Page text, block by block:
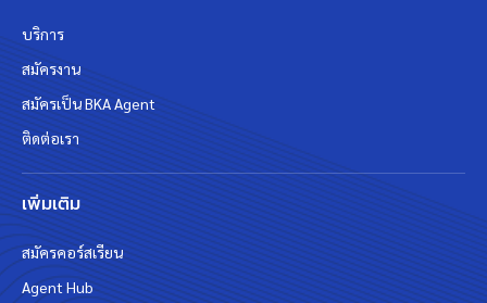
บริการ
สมัครงาน
สมัครเป็น BKA Agent
ติดต่อเรา
เพิ่มเติม
สมัครคอร์สเรียน
Agent Hub